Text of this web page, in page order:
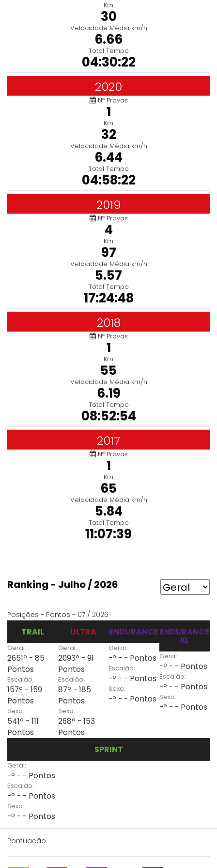
Km
30
Velocidade Média km/h
6.66
Total Tempo
04:30:22
2020
Nº Provas
1
Km
32
Velocidade Média km/h
6.44
Total Tempo
04:58:22
2019
Nº Provas
4
Km
97
Velocidade Média km/h
5.57
Total Tempo
17:24:48
2018
Nº Provas
1
Km
55
Velocidade Média km/h
6.19
Total Tempo
08:52:54
2017
Nº Provas
1
Km
65
Velocidade Média km/h
5.84
Total Tempo
11:07:39
Ranking - Julho / 2026
Posições - Pontos - 07 / 2026
TRAIL
Geral:
2651º - 85
Pontos
Escalão:
157º - 159
Pontos
Sexo:
541º - 111
Pontos
ULTRA
Geral:
2093º - 91
Pontos
Escalão:
87º - 185
Pontos
Sexo:
268º - 153
Pontos
ENDURANCE
Geral:
-º - - Pontos
Escalão:
-º - - Pontos
Sexo:
-º - - Pontos
ENDURANCE
XL
Geral:
-º - - Pontos
Escalão:
-º - - Pontos
Sexo:
-º - - Pontos
SPRINT
Geral:
-º - - Pontos
Escalão:
-º - - Pontos
Sexo:
-º - - Pontos
Pontuação